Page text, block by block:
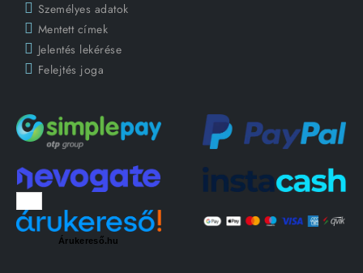
Személyes adatok
Mentett címek
Jelentés lekérése
Felejtés joga
Árukereső.hu